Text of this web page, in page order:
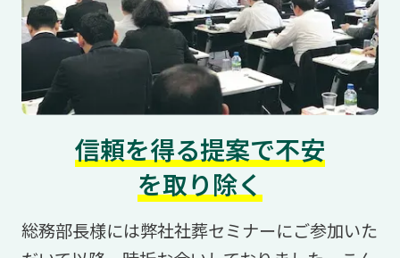
信頼を得る提案で不安
を取り除く
総務部長様には弊社社葬セミナーにご参加いた